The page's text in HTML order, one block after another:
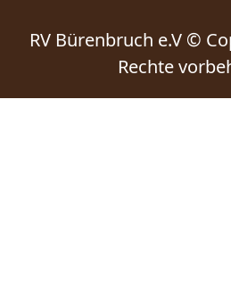
RV Bürenbruch e.V ©
Rechte